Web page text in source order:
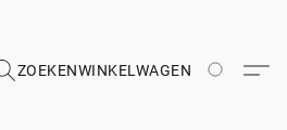
ZOEKENWINKELWAGEN